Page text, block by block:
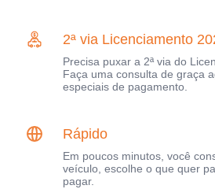
2ª via Licenciamento
Precisa puxar a 2ª via do
Faça uma consulta de graça
especiais de pagamento.
Rápido
Em poucos minutos, você
veículo, escolhe o que quer
pagar.